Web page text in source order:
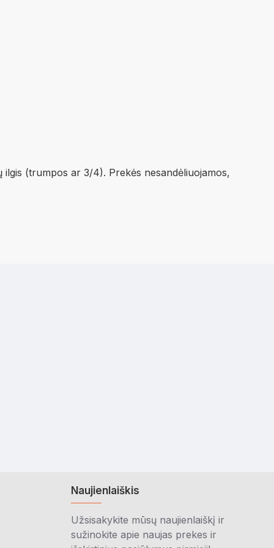
(trumpos ar 3/4). Prekės nesandėliuojamos,
Naujienlaiškis
Užsisakykite mūsų naujienlaiškį ir
sužinokite apie naujas prekes ir